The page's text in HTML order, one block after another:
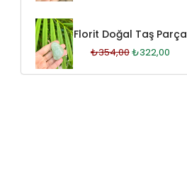
Florit Doğal Taş Parça
₺354,00₺322,00